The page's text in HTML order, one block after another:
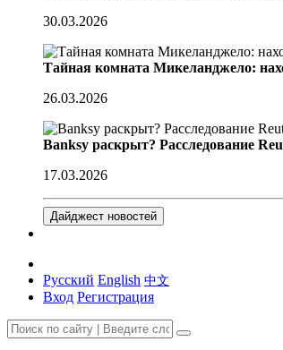
30.03.2026
Тайная комната Микеланджело:
26.03.2026
Banksy раскрыт? Расследование
17.03.2026
Дайджест новостей
Русский English 中文
Вход Регистрация